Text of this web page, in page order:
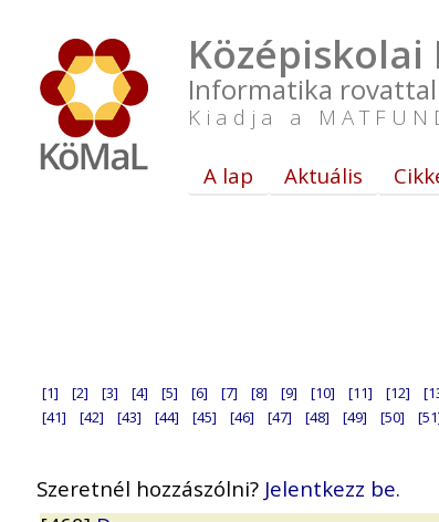
Informatika rovattal
Kiadja a
A lap Aktuális
[1] [2] [3] [4] [5] [6] [7] [8] [9] [10] [11] [12]
[41]
[42] [43] [44] [45] [46] [47] [48] [49] [50]
Szeretnél hozzászólni? Jelentkezz be.